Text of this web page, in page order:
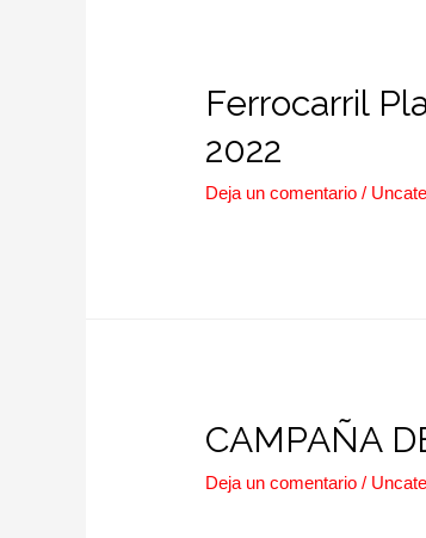
Ferrocarril
2022
Deja un comentario /
CAMPAÑA
Deja un comentario /